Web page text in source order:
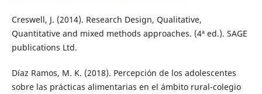
Creswell, J. (2014). Research Design, Qualitative,
Quantitative and mixed methods approaches. (4ª ed.). SAGE
publications Ltd.
Díaz Ramos, M. K. (2018). Percepción de los adolescentes
sobre las prácticas alimentarias en el ámbito rural-colegio